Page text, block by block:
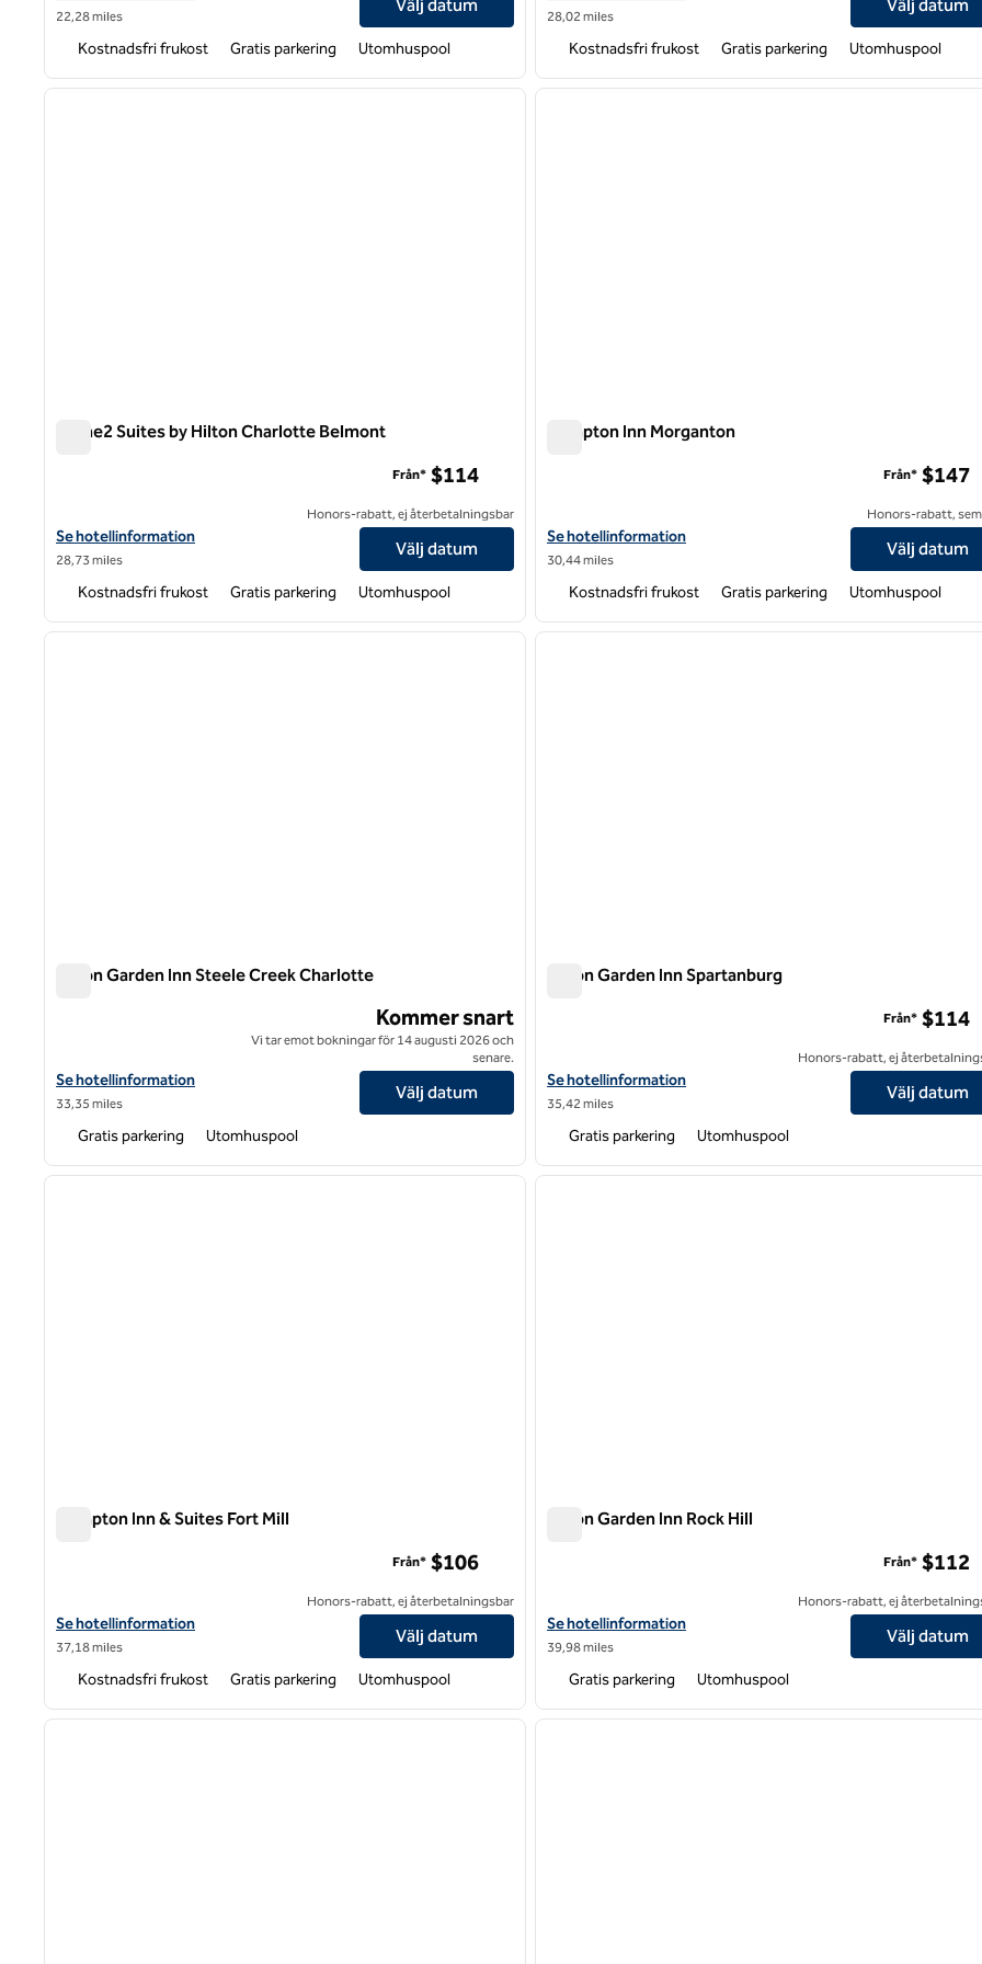
22,28 miles
Välj datum
Kostnadsfri frukost Gratis parkering Utomhuspool
28,02 miles
Välj datum
Kostnadsfri frukost Gratis parkering Utomhuspool
1 av 12
nästa bild
Home2 Suites by Hilton Charlotte Belmont
Visa hotelluppgifter för Home2 Suites by Hilton Charlotte Belmont
Se hotellinformation
28,73 miles
Från* $114
Honors-rabatt, ej återbetalningsbar
Välj datum
Kostnadsfri frukost Gratis parkering Utomhuspool
1 av 12
Hampton Inn Morganton
Visa hotelldetaljer för Hampton Inn Morganton
Se hotellinformation
30,44 miles
Från* $147
Honors-rabatt,
Välj datum
Kostnadsfri frukost Gratis parkering Utomhuspool
1 av 8
nästa bild
Hilton Garden Inn Steele Creek Charlotte
Visa hotelluppgifter för Hilton Garden Inn Steele Creek Charlotte
Se hotellinformation
33,35 miles
Kommer snart
Vi tar emot bokningar för 14 augusti 2026 och
senare.
Välj datum
Gratis parkering Utomhuspool
1 av 12
Hilton Garden Inn Spartanburg
Visa hotelluppgifter för Hilton Garden Inn Spartanburg
Se hotellinformation
35,42 miles
Från* $114
Honors-rabatt, ej
Välj datum
Gratis parkering Utomhuspool
1 av 12
nästa bild
Hampton Inn & Suites Fort Mill
Visa hotelldetaljer för Hampton Inn & Suites Fort Mill
Se hotellinformation
37,18 miles
Från* $106
Honors-rabatt, ej återbetalningsbar
Välj datum
Kostnadsfri frukost Gratis parkering Utomhuspool
1 av 12
Hilton Garden Inn Rock Hill
Visa hotelluppgifter för Hilton Garden Inn Rock Hill
Se hotellinformation
39,98 miles
Från* $112
Honors-rabatt, ej
Välj datum
Gratis parkering Utomhuspool
1 av 12
nästa bild1 av 12